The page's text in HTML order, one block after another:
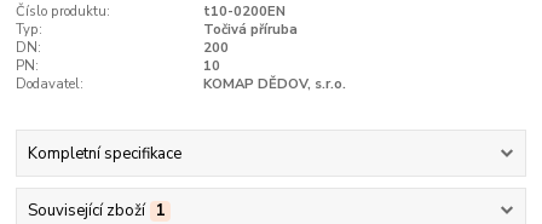
Číslo produktu:
t10-0200EN
Typ:
Točivá příruba
DN:
200
PN:
10
Dodavatel:
KOMAP DĚDOV, s.r.o.
Kompletní specifikace
Související zboží 1